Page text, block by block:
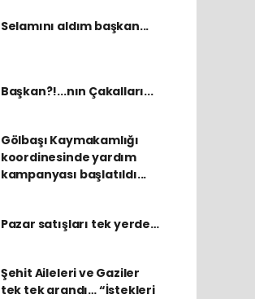
Selamını aldım başkan...
Başkan?!...nın Çakalları...
Gölbaşı Kaymakamlığı
koordinesinde yardım
kampanyası başlatıldı...
Pazar satışları tek yerde…
Şehit Aileleri ve Gaziler
tek tek arandı… “İstekleri